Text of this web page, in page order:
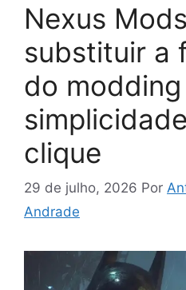
Nexus
substituir a
do modding
clique
29 de julho, 2026 Por
Andrade